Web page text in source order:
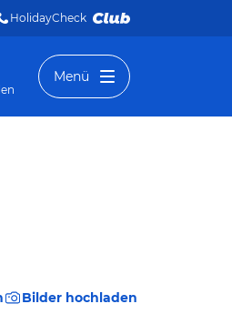
HolidayCheck
Menü
Bilder hochladen